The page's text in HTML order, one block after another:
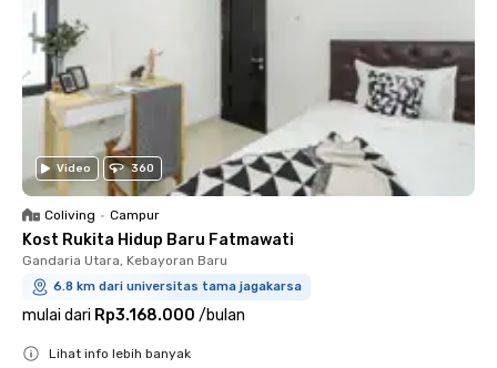
Video 360
Coliving • Campur
Kost Rukita Hidup Baru Fatmawati
Gandaria Utara, Kebayoran Baru
6.8 km dari universitas tama jagakarsa
mulai dari Rp3.168.000 /bulan
Lihat info lebih banyak